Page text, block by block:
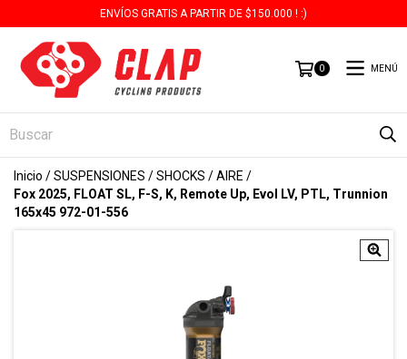
ENVÍOS GRATIS A PARTIR DE $150.000 ! :)
0 MENÚ
Inicio /SUSPENSIONES /SHOCKS /AIRE /
Fox 2025, FLOAT SL, F-S, K, Remote Up, Evol LV, PTL, Trunnion
165x45 972-01-556